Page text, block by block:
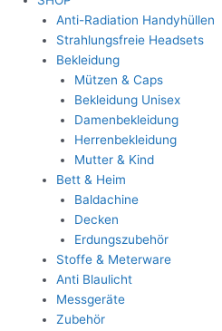
Anti-Radiation Handyhüllen
Strahlungsfreie Headsets
Bekleidung
Mützen & Caps
Bekleidung Unisex
Damenbekleidung
Herrenbekleidung
Mutter & Kind
Bett & Heim
Baldachine
Decken
Erdungszubehör
Stoffe & Meterware
Anti Blaulicht
Messgeräte
Zubehör